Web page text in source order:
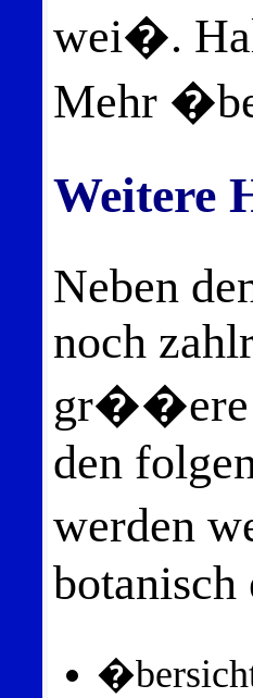
wei�.
Mehr
Weitere
Neben
noch
gr��ere
den
werden
botanisch